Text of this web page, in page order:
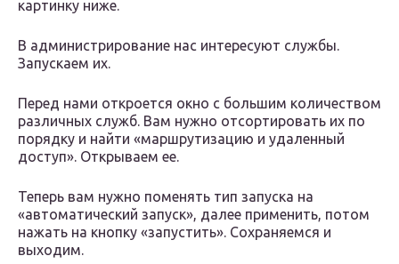
картинку ниже.
В администрирование нас интересуют службы.
Запускаем их.
Перед нами откроется окно с большим количеством
различных служб. Вам нужно отсортировать их по
порядку и найти «маршрутизацию и удаленный
доступ». Открываем ее.
Теперь вам нужно поменять тип запуска на
«автоматический запуск», далее применить, потом
нажать на кнопку «запустить». Сохраняемся и
выходим.